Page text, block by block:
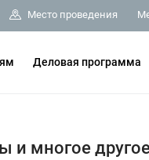
Место проведения
Деловая программа
и многое